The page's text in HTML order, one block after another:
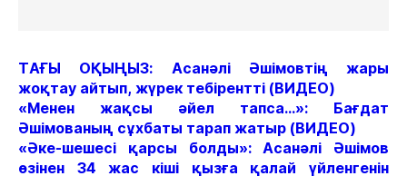
ТАҒЫ ОҚЫҢЫЗ: Асанәлі Әшімовтің жары
жоқтау айтып, жүрек тебірентті (ВИДЕО)
«Менен жақсы әйел тапса...»: Бағдат
Әшімованың сұхбаты тарап жатыр (ВИДЕО)
«Әке-шешесі қарсы болды»: Асанәлі Әшімов
өзінен 34 жас кіші қызға қалай үйленгенін